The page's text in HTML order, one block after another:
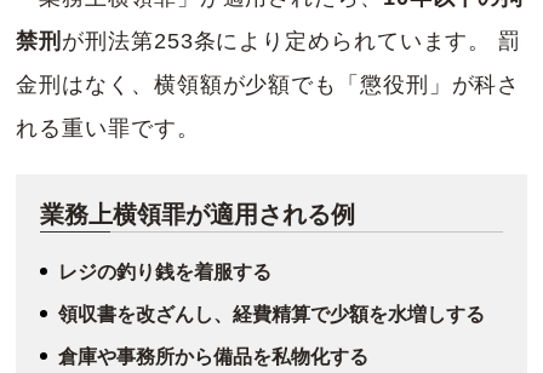
禁刑 が刑法第253条により定められています。 罰
金刑はなく、横領額が少額でも「懲役刑」が科さ
れる重い罪です。
業務上横領罪が適用される例
レジの釣り銭を着服する
領収書を改ざんし、経費精算で少額を水増しする
倉庫や事務所から備品を私物化する